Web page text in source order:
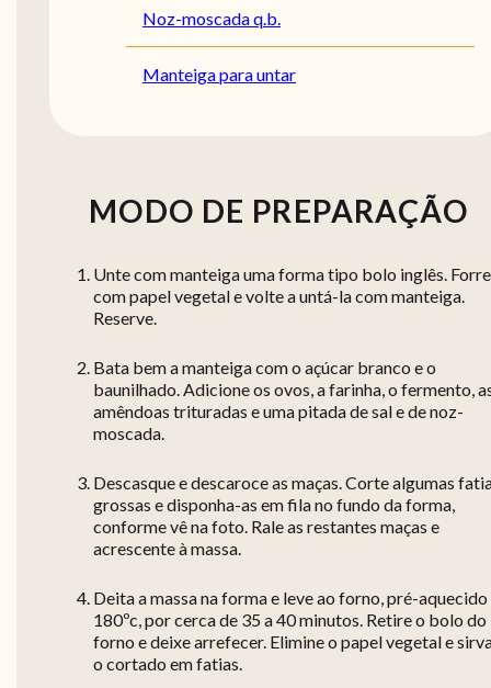
Noz-moscada q.b.
Manteiga para untar
MODO DE PREPARAÇÃO
Unte com manteiga uma forma tipo bolo inglês.
com papel vegetal e volte a untá-la com manteiga.
Reserve.
Bata bem a manteiga com o açúcar branco e o
baunilhado. Adicione os ovos, a farinha, o fermento,
amêndoas trituradas e uma pitada de sal e de noz-
moscada.
Descasque e descaroce as maças. Corte algumas
grossas e disponha-as em fila no fundo da forma,
conforme vê na foto. Rale as restantes maças e
acrescente à massa.
Deita a massa na forma e leve ao forno, pré-aquecido
180ºc, por cerca de 35 a 40 minutos. Retire o bolo do
forno e deixe arrefecer. Elimine o papel vegetal e
o cortado em fatias.